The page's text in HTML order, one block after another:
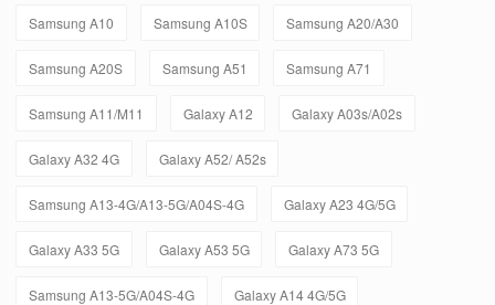
Samsung A10 Samsung A10S Samsung A20/A30
Samsung A20S Samsung A51 Samsung A71
Samsung A11/M11 Galaxy A12 Galaxy A03s/A02s
Galaxy A32 4G Galaxy A52/ A52s
Samsung A13-4G/A13-5G/A04S-4G Galaxy A23 4G/5G
Galaxy A33 5G Galaxy A53 5G Galaxy A73 5G
Samsung A13-5G/A04S-4G Galaxy A14 4G/5G